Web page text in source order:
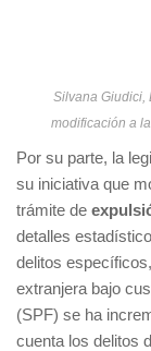
Silvana Giudici,
modificación a
Por su parte, la
su iniciativa que
trámite de
detalles
delitos
extranjera bajo
(SPF) se ha
cuenta los delitos